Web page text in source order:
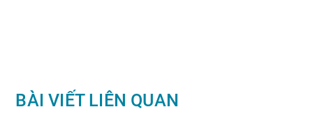
BÀI VIẾT LIÊN QUAN